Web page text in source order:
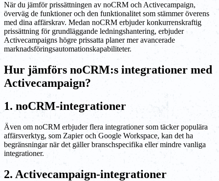
När du jämför prissättningen av noCRM och Activecampaign,
överväg de funktioner och den funktionalitet som stämmer överens
med dina affärskrav. Medan noCRM erbjuder konkurrenskraftig
prissättning för grundläggande ledningshantering, erbjuder
Activecampaigns högre prissatta planer mer avancerade
marknadsföringsautomationskapabiliteter.
Hur jämförs noCRM:s integrationer med
Activecampaign?
1. noCRM-integrationer
Även om noCRM erbjuder flera integrationer som täcker populära
affärsverktyg, som Zapier och Google Workspace, kan det ha
begränsningar när det gäller branschspecifika eller mindre vanliga
integrationer.
2. Activecampaign-integrationer